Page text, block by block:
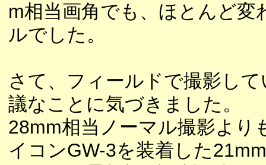
m相当画角でも、ほとんど変
ルでした。
さて、フィールドで撮影し
議なことに気づきました。
28mm相当ノーマル撮影より
イコンGW-3を装着した